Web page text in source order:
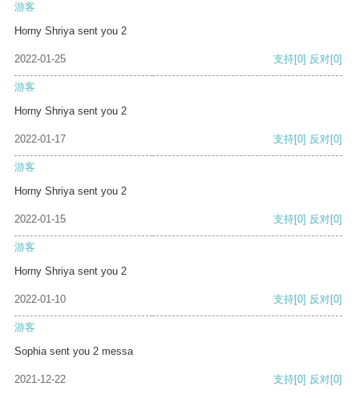
游客
Horny Shriya sent you 2
2022-01-25 支持[0] 反对[0]
游客
Horny Shriya sent you 2
2022-01-17 支持[0] 反对[0]
游客
Horny Shriya sent you 2
2022-01-15 支持[0] 反对[0]
游客
Horny Shriya sent you 2
2022-01-10 支持[0] 反对[0]
游客
Sophia sent you 2 messa
2021-12-22 支持[0] 反对[0]